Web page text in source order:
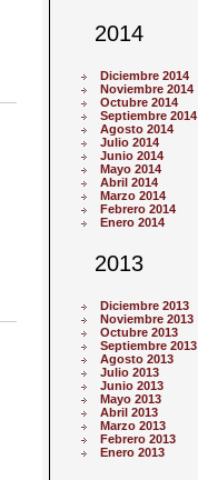
2014
Diciembre 2014
Noviembre 2014
Octubre 2014
Septiembre 2014
Agosto 2014
Julio 2014
Junio 2014
Mayo 2014
Abril 2014
Marzo 2014
Febrero 2014
Enero 2014
2013
Diciembre 2013
Noviembre 2013
Octubre 2013
Septiembre 2013
Agosto 2013
Julio 2013
Junio 2013
Mayo 2013
Abril 2013
Marzo 2013
Febrero 2013
Enero 2013